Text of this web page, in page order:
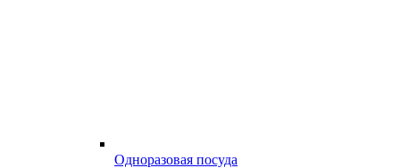
Одноразовая посуда